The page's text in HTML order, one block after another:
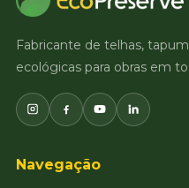
Fabricante de telhas,
ecológicas para obras em
InstagramFacebookYoutubeLinkedin
Navegação